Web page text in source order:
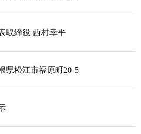
取締役 西村幸平
県松江市福原町20-5